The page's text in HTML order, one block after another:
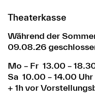
Theaterkasse
Während der
09.08.26
Mo – Fr 13.00 –
Sa 10.00 – 14.00 Uhr
+ 1h vor